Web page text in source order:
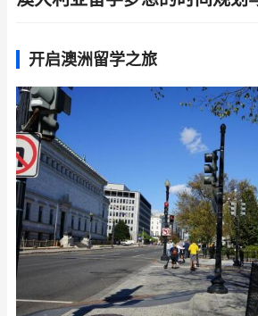
开启澳洲留学之旅